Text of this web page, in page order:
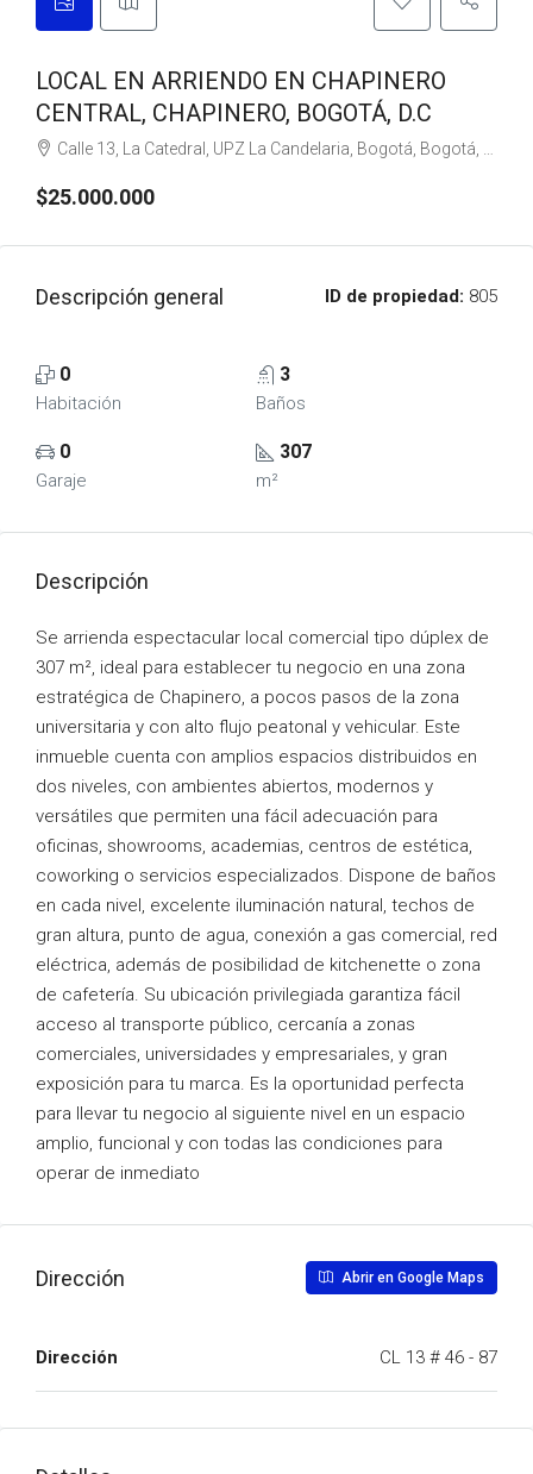
LOCAL EN ARRIENDO EN CHAPINERO
CENTRAL, CHAPINERO, BOGOTÁ, D.C
Calle 13, La Catedral, UPZ La Candelaria, Bogotá, Bogotá, Distrito Capital, RAP (Especial) Central, 111711, Colombia
$25.000.000
Descripción general ID de propiedad: 805
0
Habitación
3
Baños
0
Garaje
307
m²
Descripción
Se arrienda espectacular local comercial tipo dúplex de
307 m², ideal para establecer tu negocio en una zona
estratégica de Chapinero, a pocos pasos de la zona
universitaria y con alto flujo peatonal y vehicular. Este
inmueble cuenta con amplios espacios distribuidos en
dos niveles, con ambientes abiertos, modernos y
versátiles que permiten una fácil adecuación para
oficinas, showrooms, academias, centros de estética,
coworking o servicios especializados. Dispone de baños
en cada nivel, excelente iluminación natural, techos de
gran altura, punto de agua, conexión a gas comercial, red
eléctrica, además de posibilidad de kitchenette o zona
de cafetería. Su ubicación privilegiada garantiza fácil
acceso al transporte público, cercanía a zonas
comerciales, universidades y empresariales, y gran
exposición para tu marca. Es la oportunidad perfecta
para llevar tu negocio al siguiente nivel en un espacio
amplio, funcional y con todas las condiciones para
operar de inmediato
Dirección Abrir en Google Maps
Dirección CL 13 # 46 - 87